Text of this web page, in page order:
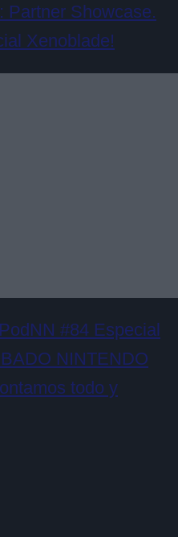
Partner Showcase.
Xenoblade!
#84 Especial
NINTENDO
todo y